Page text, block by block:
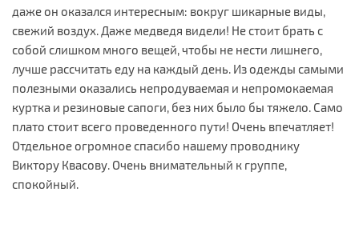
даже он оказался интересным: вокруг шикарные виды,
свежий воздух. Даже медведя видели! Не стоит брать с
собой слишком много вещей, чтобы не нести лишнего,
лучше рассчитать еду на каждый день. Из одежды самыми
полезными оказались непродуваемая и непромокаемая
куртка и резиновые сапоги, без них было бы тяжело. Само
плато стоит всего проведенного пути! Очень впечатляет!
Отдельное огромное спасибо нашему проводнику
Виктору Квасову. Очень внимательный к группе,
спокойный.